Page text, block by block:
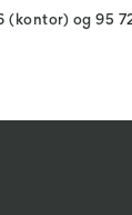
(kontor) og 95